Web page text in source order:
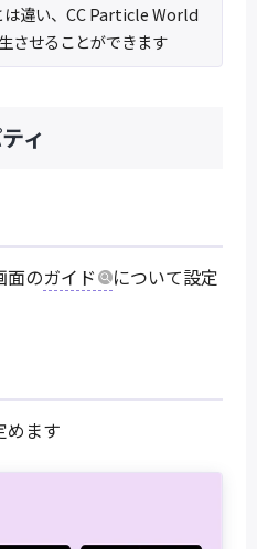
は違い、CC Particle World
させることができます
ィ
面のガイド
について設定
めます